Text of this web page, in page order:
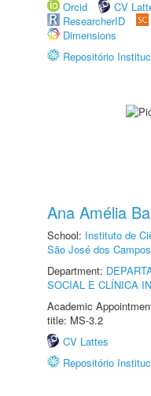
Orcid
CV
ResearcherID
Dimensions
Repositório
Ana Amélia
School: Instituto de
São José dos
Department:
SOCIAL E CLÍNICA
Academic
title: MS-3.2
CV Lattes
Repositório